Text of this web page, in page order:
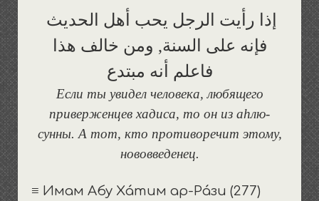
فإنه على السنة, ومن خالف هذا
فاعلم أنه مبتدع
Если ты увидел человека, любящего
приверженцев хадиса, то он из аhлю-
сунны. А тот, кто противоречит этому,
нововведенец.
≡ Имам Абу Хáтим ар-Рáзи (277)